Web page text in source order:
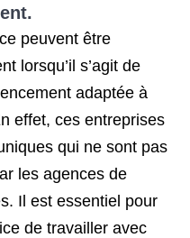
peuvent être
lorsqu’il s’agit de
adaptée à
effet, ces entreprises
qui ne sont pas
les agences de
Il est essentiel pour
de travailler avec